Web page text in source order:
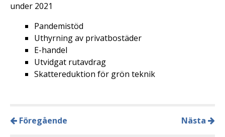
under 2021
Pandemistöd
Uthyrning av privatbostäder
E-handel
Utvidgat rutavdrag
Skattereduktion för grön teknik
Föregående Nästa